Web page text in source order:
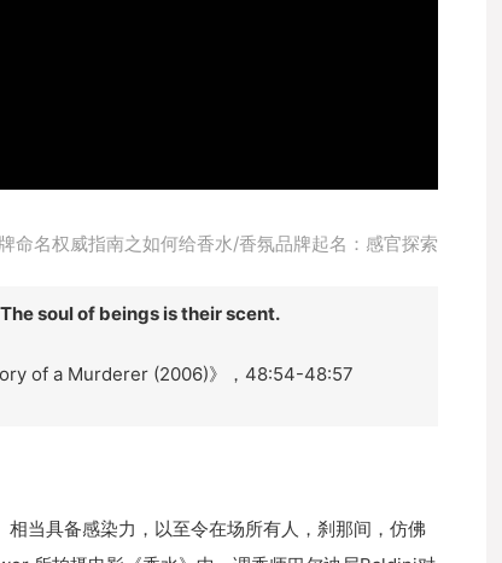
命名权威指南之如何给香水/香氛品牌起名：感官探索
The soul of beings is their scent.
of a Murderer (2006)》，48:54-48:57
当具备感染力，以至令在场所有人，刹那间，仿佛